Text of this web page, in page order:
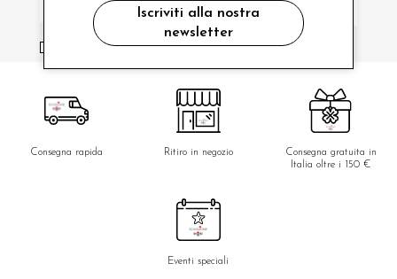
ho letto ed accettato le condizioni sulla privacy.
Consegna rapida Ritiro in negozio
Consegna gratuita in
Italia oltre i 150 €
Eventi speciali
Iscriviti alla nostra
newsletter